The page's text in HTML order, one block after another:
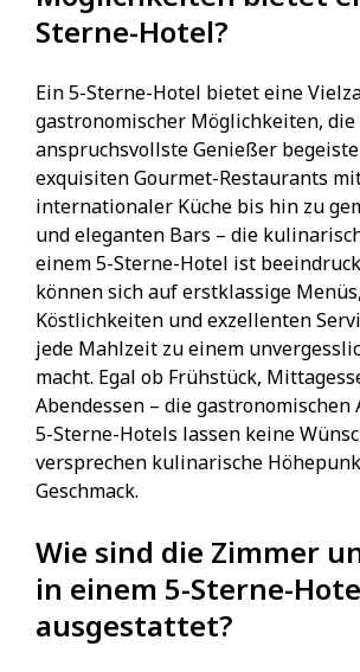
Sterne-Hotel?
Ein 5-Sterne-Hotel bietet eine
gastronomischer Möglichkeiten,
anspruchsvollste Genießer
exquisiten Gourmet-Restaurants
internationaler Küche bis hin zu
und eleganten Bars – die
einem 5-Sterne-Hotel ist
können sich auf erstklassige
Köstlichkeiten und exzellenten
jede Mahlzeit zu einem
macht. Egal ob Frühstück,
Abendessen – die gastronomischen
5-Sterne-Hotels lassen keine
versprechen kulinarische
Geschmack.
Wie sind die Zimmer
in einem 5-Sterne-
ausgestattet?